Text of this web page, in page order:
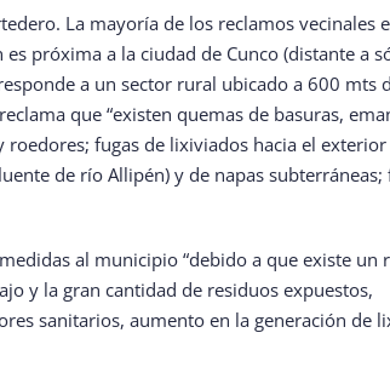
La mayoría de los reclamos vecinales
próxima a la ciudad de Cunco (distante a
a un sector rural ubicado a 600 mts
que “existen quemas de basuras,
fugas de lixiviados hacia el exterior
de río Allipén) y de napas subterráneas;
al municipio “debido a que existe un
y la gran cantidad de residuos expuestos,
sanitarios, aumento en la generación de